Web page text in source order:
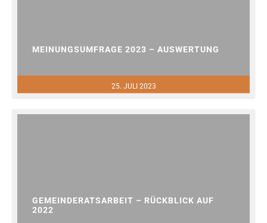
25. JULI 2023
MEINUNGSUMFRAGE 2023 – AUSWERTUNG
GEMEINDERATSARBEIT – RÜCKBLICK AUF
2022